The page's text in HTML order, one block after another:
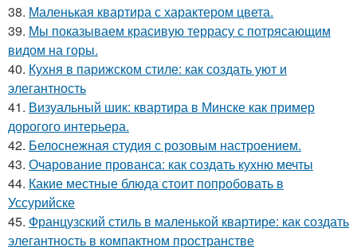
38. Маленькая квартира с характером цвета.
39. Мы показываем красивую террасу с потрясающим
видом на горы.
40. Кухня в парижском стиле: как создать уют и
элегантность
41. Визуальный шик: квартира в Минске как пример
дорогого интерьера.
42. Белоснежная студия с розовым настроением.
43. Очарование прованса: как создать кухню мечты
44. Какие местные блюда стоит попробовать в
Уссурийске
45. Французский стиль в маленькой квартире: как создать
элегантность в компактном пространстве